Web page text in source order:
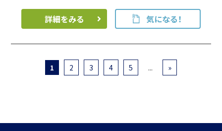
詳細をみる 気になる！
1 2 3 4 5 ... »